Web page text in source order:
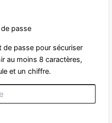
passe
passe pour sécuriser
au moins 8 caractères,
et un chiffre.